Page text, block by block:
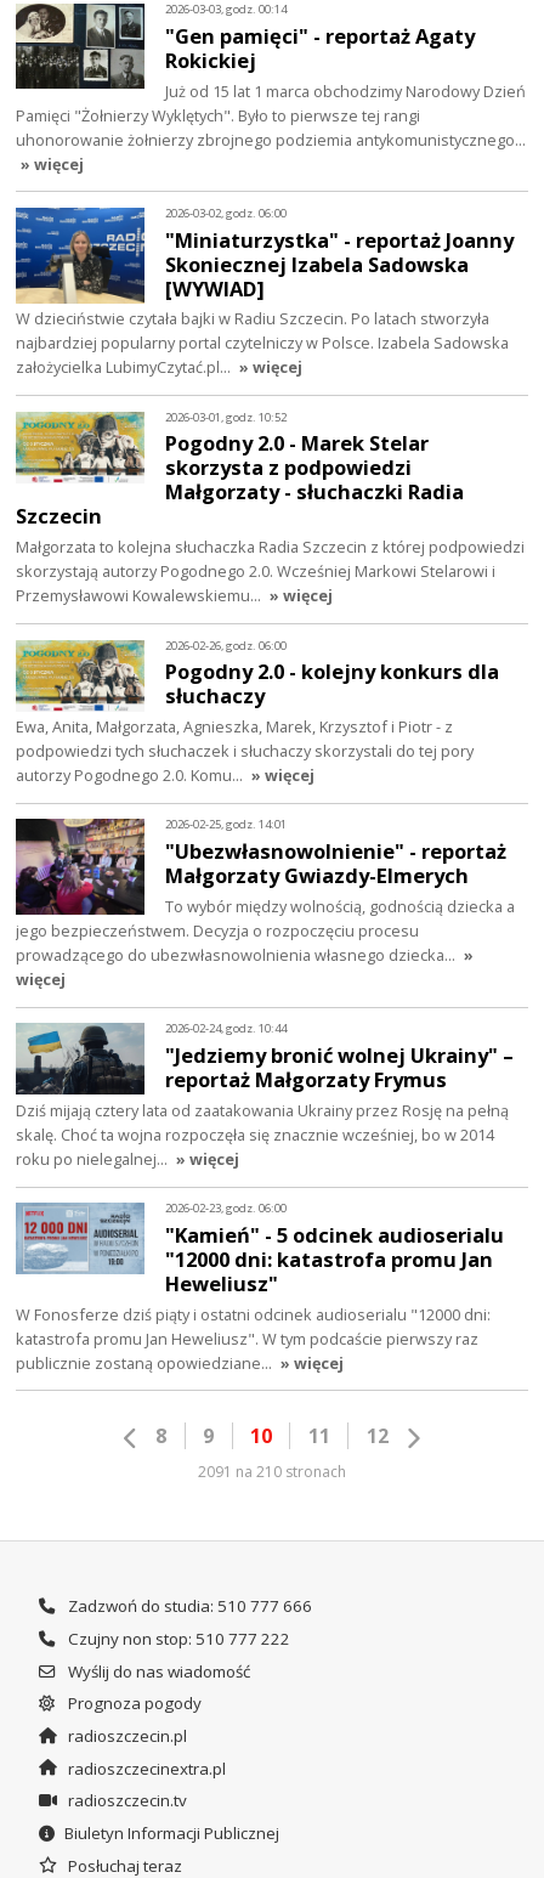
2026-03-03, godz. 00:14
"Gen pamięci" - reportaż Agaty
Rokickiej
Już od 15 lat 1 marca obchodzimy Narodowy Dzień
Pamięci "Żołnierzy Wyklętych". Było to pierwsze tej rangi
uhonorowanie żołnierzy zbrojnego podziemia antykomunistycznego…
» więcej
2026-03-02, godz. 06:00
"Miniaturzystka" - reportaż Joanny
Skoniecznej Izabela Sadowska
[WYWIAD]
W dzieciństwie czytała bajki w Radiu Szczecin. Po latach stworzyła
najbardziej popularny portal czytelniczy w Polsce. Izabela Sadowska
założycielka LubimyCzytać.pl… » więcej
2026-03-01, godz. 10:52
Pogodny 2.0 - Marek Stelar
skorzysta z podpowiedzi
Małgorzaty - słuchaczki Radia
Szczecin
Małgorzata to kolejna słuchaczka Radia Szczecin z której podpowiedzi
skorzystają autorzy Pogodnego 2.0. Wcześniej Markowi Stelarowi i
Przemysławowi Kowalewskiemu… » więcej
2026-02-26, godz. 06:00
Pogodny 2.0 - kolejny konkurs dla
słuchaczy
Ewa, Anita, Małgorzata, Agnieszka, Marek, Krzysztof i Piotr - z
podpowiedzi tych słuchaczek i słuchaczy skorzystali do tej pory
autorzy Pogodnego 2.0. Komu… » więcej
2026-02-25, godz. 14:01
"Ubezwłasnowolnienie" - reportaż
Małgorzaty Gwiazdy-Elmerych
To wybór między wolnością, godnością dziecka a
jego bezpieczeństwem. Decyzja o rozpoczęciu procesu
prowadzącego do ubezwłasnowolnienia własnego dziecka… »
więcej
2026-02-24, godz. 10:44
"Jedziemy bronić wolnej Ukrainy" –
reportaż Małgorzaty Frymus
Dziś mijają cztery lata od zaatakowania Ukrainy przez Rosję na pełną
skalę. Choć ta wojna rozpoczęła się znacznie wcześniej, bo w 2014
roku po nielegalnej… » więcej
2026-02-23, godz. 06:00
"Kamień" - 5 odcinek audioserialu
"12000 dni: katastrofa promu Jan
Heweliusz"
W Fonosferze dziś piąty i ostatni odcinek audioserialu "12000 dni:
katastrofa promu Jan Heweliusz". W tym podcaście pierwszy raz
publicznie zostaną opowiedziane… » więcej
8 9 10 11 12
2091 na 210 stronach
Zadzwoń do studia: 510 777 666
Czujny non stop: 510 777 222
Wyślij do nas wiadomość
Prognoza pogody
radioszczecin.pl
radioszczecinextra.pl
radioszczecin.tv
Biuletyn Informacji Publicznej
Posłuchaj teraz